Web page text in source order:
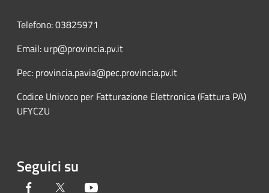
Telefono: 03825971
Email: urp@provincia.pv.it
Pec: provincia.pavia@pec.provincia.pv.it
Codice Univoco per Fatturazione Elettronica (Fattura PA)
UFYCZU
Seguici su
Facebook Twitter